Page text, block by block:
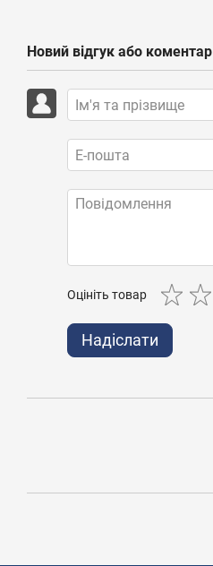
Новий відгук або коментар
Оцініть товар
Надіслати